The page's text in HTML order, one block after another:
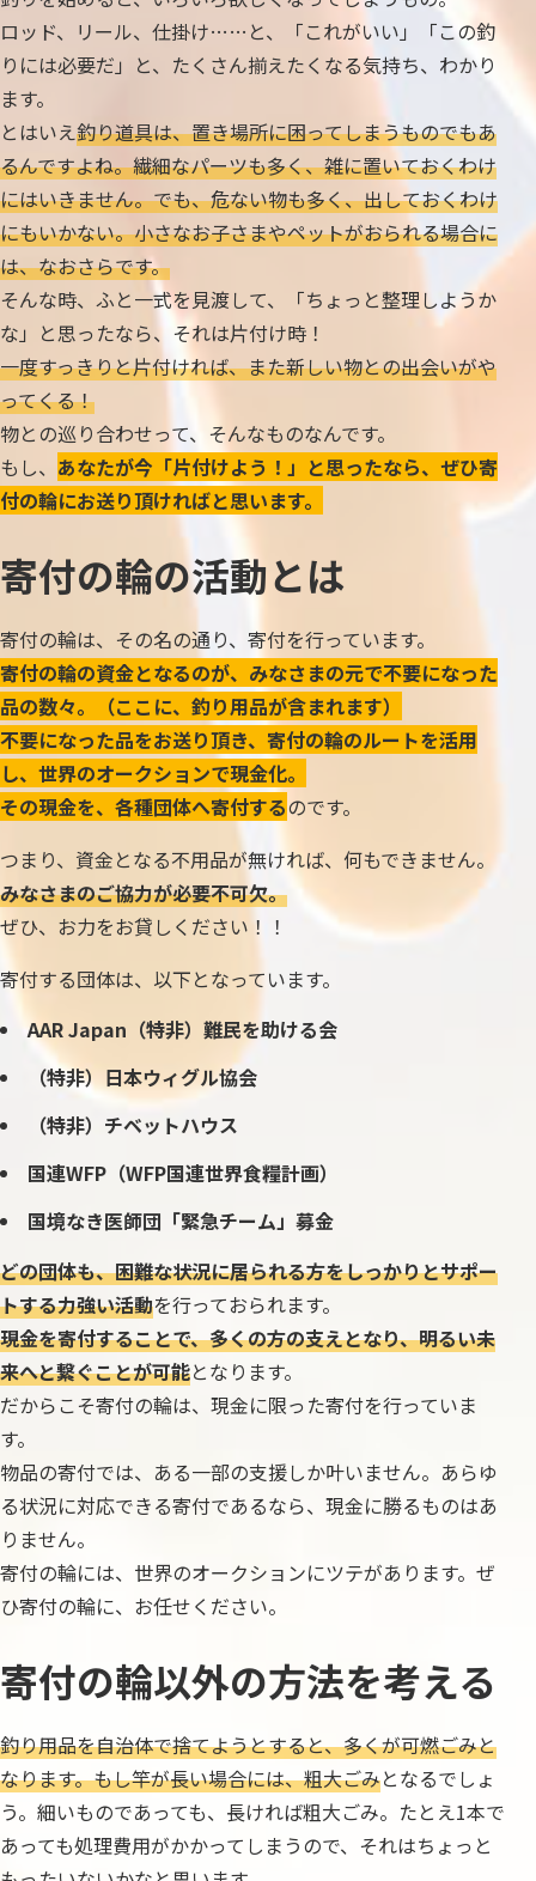
ロッド、リール、仕掛け……と、「これがいい」「この釣
りには必要だ」と、たくさん揃えたくなる気持ち、わかり
ます。
とはいえ釣り道具は、置き場所に困ってしまうものでもあ
るんですよね。繊細なパーツも多く、雑に置いておくわけ
にはいきません。でも、危ない物も多く、出しておくわけ
にもいかない。小さなお子さまやペットがおられる場合に
は、なおさらです。
そんな時、ふと一式を見渡して、「ちょっと整理しようか
な」と思ったなら、それは片付け時！
一度すっきりと片付ければ、また新しい物との出会いがや
ってくる！
物との巡り合わせって、そんなものなんです。
もし、 あなたが今「片付けよう！」と思ったなら、ぜひ寄
付の輪にお送り頂ければと思います。
寄付の輪の活動とは
寄付の輪は、その名の通り、寄付を行っています。
寄付の輪の資金となるのが、みなさまの元で不要になった
品の数々。（ここに、釣り用品が含まれます）
不要になった品をお送り頂き、寄付の輪のルートを活用
し、世界のオークションで現金化。
その現金を、各種団体へ寄付するのです。
つまり、資金となる不用品が無ければ、何もできません。
みなさまのご協力が必要不可欠。
ぜひ、お力をお貸しください！！
寄付する団体は、以下となっています。
AAR Japan（特非）難民を助ける会
（特非）日本ウィグル協会
（特非）チベットハウス
国連WFP（WFP国連世界食糧計画）
国境なき医師団「緊急チーム」募金
どの団体も、困難な状況に居られる方をしっかりとサポー
トする力強い活動を行っておられます。
現金を寄付することで、多くの方の支えとなり、明るい未
来へと繋ぐことが可能となります。
だからこそ寄付の輪は、現金に限った寄付を行っていま
す。
物品の寄付では、ある一部の支援しか叶いません。あらゆ
る状況に対応できる寄付であるなら、現金に勝るものはあ
りません。
寄付の輪には、世界のオークションにツテがあります。ぜ
ひ寄付の輪に、お任せください。
寄付の輪以外の方法を考える
釣り用品を自治体で捨てようとすると、多くが可燃ごみと
なります。もし竿が長い場合には、粗大ごみとなるでしょ
う。細いものであっても、長ければ粗大ごみ。たとえ1本で
あっても処理費用がかかってしまうので、それはちょっと